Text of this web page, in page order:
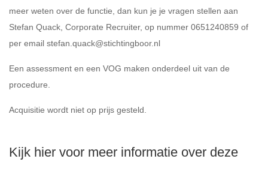
meer weten over de functie, dan kun je je vragen stellen aan
Stefan Quack, Corporate Recruiter, op nummer 0651240859 of
per email stefan.quack@stichtingboor.nl
Een assessment en een VOG maken onderdeel uit van de
procedure.
Acquisitie wordt niet op prijs gesteld.
Kijk hier voor meer informatie over deze